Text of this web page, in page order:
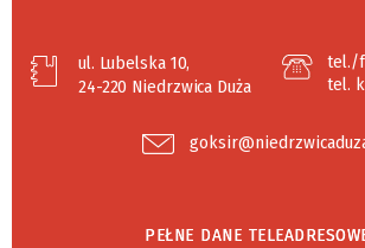
ul. Lubelska 10,
24-220 Niedrzwica Duża
tel./
tel.
PEŁNE DANE